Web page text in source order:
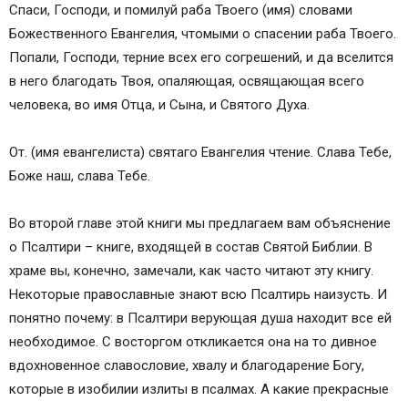
Спаси, Господи, и помилуй раба Твоего (имя) словами
Божественного Евангелия, чтомыми о спасении раба Твоего.
Попали, Господи, терние всех его согрешений, и да вселится
в него благодать Твоя, опаляющая, освящающая всего
человека, во имя Отца, и Сына, и Святого Духа.
От. (имя евангелиста) святаго Евангелия чте­ние. Слава Тебе,
Боже наш, слава Тебе.
Во второй главе этой книги мы предлагаем вам объяснение
о Псалтири – книге, входящей в состав Святой Библии. В
храме вы, конечно, замечали, как часто читают эту книгу.
Некоторые православные знают всю Псалтирь наизусть. И
понятно почему: в Псалтири верующая душа находит все ей
необхо­димое. С восторгом откликается она на то дивное
вдохновенное славословие, хвалу и благодарение Богу,
которые в изобилии излиты в псалмах. А ка­кие прекрасные